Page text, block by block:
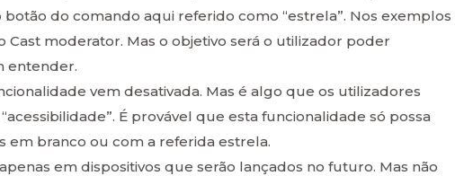
do comando aqui referido como “estrela”. Nos exemplos
Cast moderator. Mas o objetivo será o utilizador poder
entender.
vem desativada. Mas é algo que os utilizadores
É provável que esta funcionalidade só possa
em branco ou com a referida estrela.
em dispositivos que serão lançados no futuro. Mas não